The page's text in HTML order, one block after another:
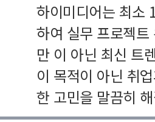
하이미디어는 최소
하여 실무 프로젝
만 이 아닌 최신 트
이 목적이 아닌 취
한 고민을 말끔히